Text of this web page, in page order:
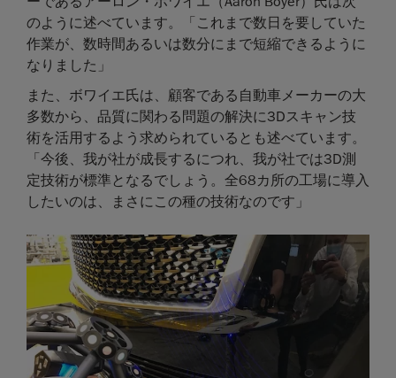
のように述べています。「これまで数日を要していた
作業が、数時間あるいは数分にまで短縮できるように
なりました」
また、ボワイエ氏は、顧客である自動車メーカーの大
多数から、品質に関わる問題の解決に3Dスキャン技
術を活用するよう求められているとも述べています。
「今後、我が社が成長するにつれ、我が社では3D測
定技術が標準となるでしょう。全68カ所の工場に導入
したいのは、まさにこの種の技術なのです」